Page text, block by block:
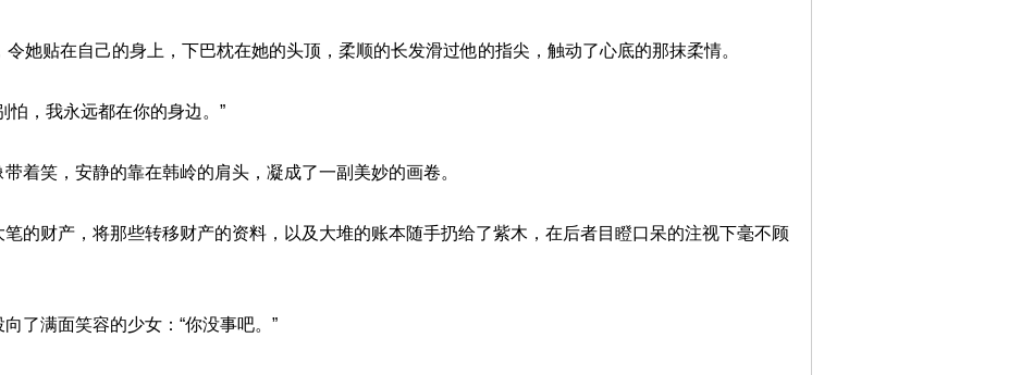
她贴在自己的身上，下巴枕在她的头顶，柔顺的长发滑过他的指尖，触动了心底的那抹柔情。
怕，我永远都在你的身边。”
着笑，安静的靠在韩岭的肩头，凝成了一副美妙的画卷。
的财产，将那些转移财产的资料，以及大堆的账本随手扔给了紫木，在后者目瞪口呆的注视下毫不顾
了满面笑容的少女：“你没事吧。”